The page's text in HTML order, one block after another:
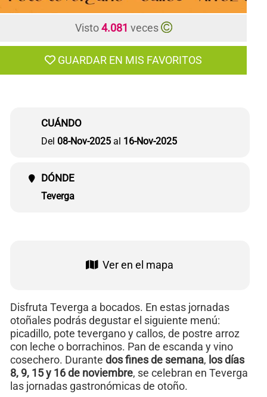
Visto4.081 veces
GUARDAR EN MIS FAVORITOS
CUÁNDO
Del 08-Nov-2025 al 16-Nov-2025
DÓNDE
Teverga
Ver en el mapa
Disfruta Teverga a bocados. En estas jornadas
otoñales podrás degustar el siguiente menú:
picadillo, pote tevergano y callos, de postre arroz
con leche o borrachinos. Pan de escanda y vino
cosechero. Durante dos fines de semana, los días
8, 9, 15 y 16 de noviembre, se celebran en Teverga
las jornadas gastronómicas de otoño.